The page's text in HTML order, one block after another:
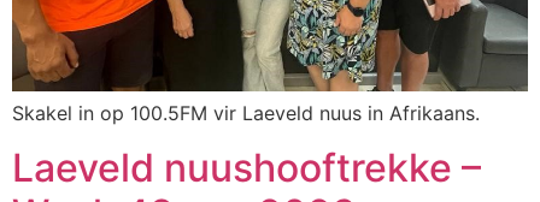
Skakel in op 100.5FM vir Laeveld nuus in Afrikaans.
Laeveld nuushooftrekke –